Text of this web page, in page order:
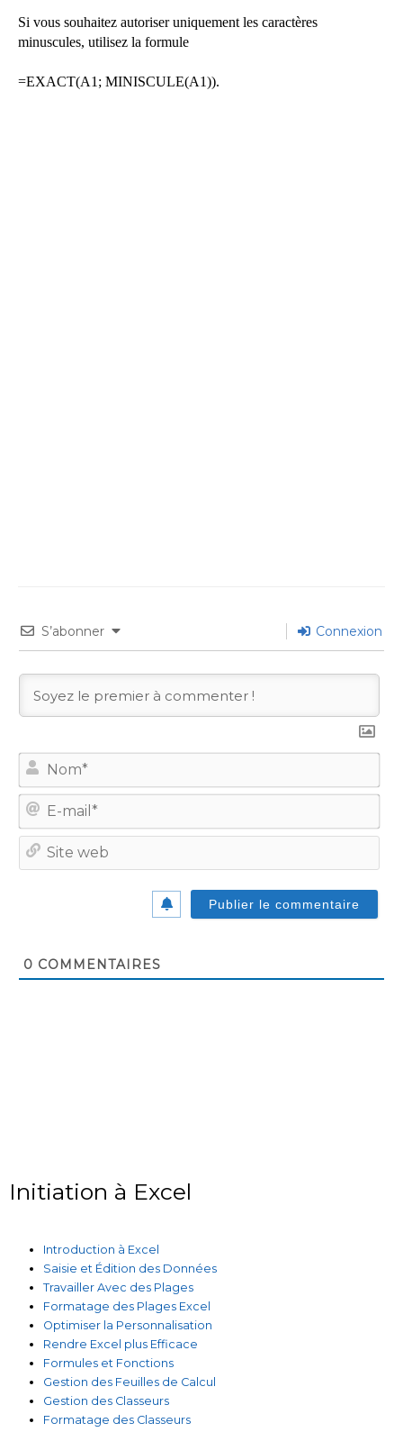
Si vous souhaitez autoriser uniquement les caractères
minuscules, utilisez la formule
=EXACT(A1; MINISCULE(A1)).
S’abonner Connexion
E-
0 COMMENTAIRES
Initiation à Excel
Introduction à Excel
Saisie et Édition des Données
Travailler Avec des Plages
Formatage des Plages Excel
Optimiser la Personnalisation
Rendre Excel plus Efficace
Formules et Fonctions
Gestion des Feuilles de Calcul
Gestion des Classeurs
Formatage des Classeurs